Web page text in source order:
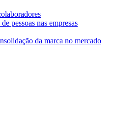
pessoas nas empresas
da marca no mercado